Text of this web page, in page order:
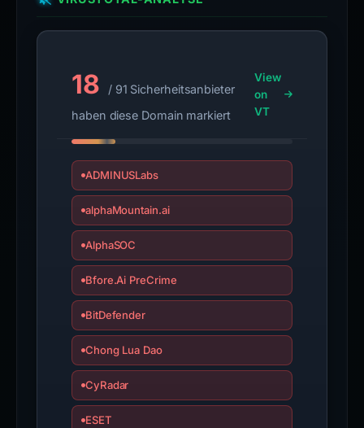
18
/ 91 Sicherheitsanbieter
haben diese Domain markiert
View
on
VT
ADMINUSLabs
alphaMountain.ai
AlphaSOC
Bfore.Ai PreCrime
BitDefender
Chong Lua Dao
CyRadar
ESET